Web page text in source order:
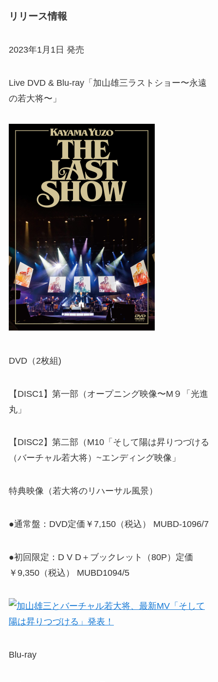
リリース情報
2023年1月1日 発売
Live DVD & Blu-ray「加山雄三ラストショー〜永遠
の若大将〜」
DVD（2枚組)
【DISC1】第一部（オープニング映像〜M９「光進
丸」
【DISC2】第二部（M10「そして陽は昇りつづける
（バーチャル若大将）~エンディング映像」
特典映像（若大将のリハーサル風景）
●通常盤：DVD定価￥7,150（税込） MUBD-1096/7
●初回限定：D V D＋ブックレット（80P）定価
￥9,350（税込） MUBD1094/5
Blu-ray